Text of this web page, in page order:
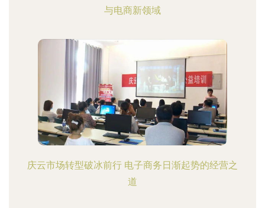
与电商新领域
庆云市场转型破冰前行 电子商务日渐起势的经营之
道